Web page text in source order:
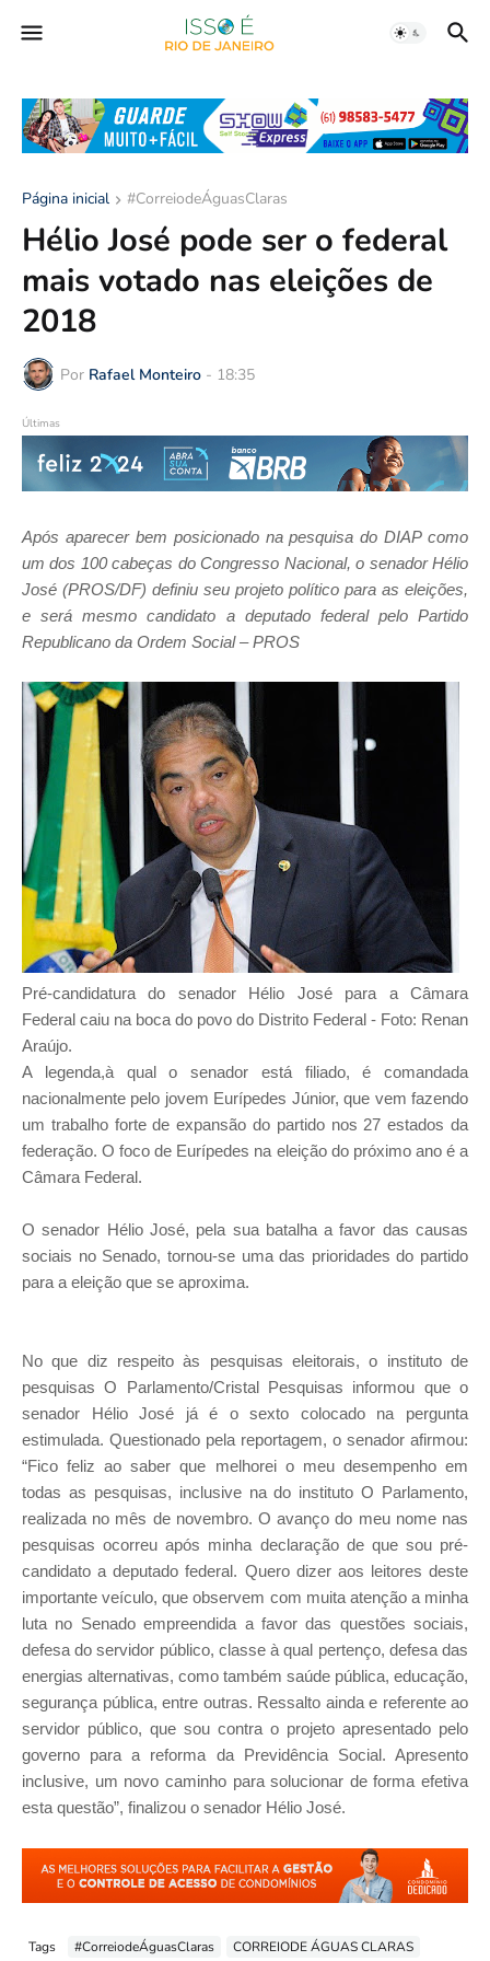
Página inicial #CorreiodeÁguasClaras
Hélio José pode ser o federal
mais votado nas eleições de
2018
Por Rafael Monteiro - 18:35
Últimas
Após aparecer bem posicionado na pesquisa do DIAP como
um dos 100 cabeças do Congresso Nacional, o senador Hélio
José (PROS/DF) definiu seu projeto político para as eleições,
e será mesmo candidato a deputado federal pelo Partido
Republicano da Ordem Social – PROS
Pré-candidatura do senador Hélio José para a Câmara
Federal caiu na boca do povo do Distrito Federal - Foto: Renan
Araújo.
A legenda,à qual o senador está filiado, é comandada
nacionalmente pelo jovem Eurípedes Júnior, que vem fazendo
um trabalho forte de expansão do partido nos 27 estados da
federação. O foco de Eurípedes na eleição do próximo ano é a
Câmara Federal.
O senador Hélio José, pela sua batalha a favor das causas
sociais no Senado, tornou-se uma das prioridades do partido
para a eleição que se aproxima.
No que diz respeito às pesquisas eleitorais, o instituto de
pesquisas O Parlamento/Cristal Pesquisas informou que o
senador Hélio José já é o sexto colocado na pergunta
estimulada. Questionado pela reportagem, o senador afirmou:
“Fico feliz ao saber que melhorei o meu desempenho em
todas as pesquisas, inclusive na do instituto O Parlamento,
realizada no mês de novembro. O avanço do meu nome nas
pesquisas ocorreu após minha declaração de que sou pré-
candidato a deputado federal. Quero dizer aos leitores deste
importante veículo, que observem com muita atenção a minha
luta no Senado empreendida a favor das questões sociais,
defesa do servidor público, classe à qual pertenço, defesa das
energias alternativas, como também saúde pública, educação,
segurança pública, entre outras. Ressalto ainda e referente ao
servidor público, que sou contra o projeto apresentado pelo
governo para a reforma da Previdência Social. Apresento
inclusive, um novo caminho para solucionar de forma efetiva
esta questão”, finalizou o senador Hélio José.
Tags #CorreiodeÁguasClaras CORREIODE ÁGUAS CLARAS